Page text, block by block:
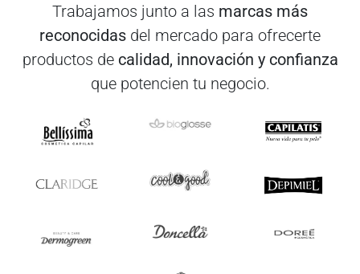
Trabajamos junto a las marcas más
reconocidas del mercado para ofrecerte
productos de calidad, innovación y confianza
que potencien tu negocio.